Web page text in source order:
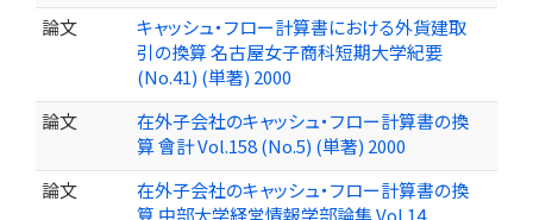
論文
キャッシュ・フロー計算書における外貨建取
引の換算 名古屋女子商科短期大学紀要
(No.41) (単著) 2000
論文
在外子会社のキャッシュ・フロー計算書の換
算 會計 Vol.158 (No.5) (単著) 2000
論文
在外子会社のキャッシュ・フロー計算書の換
算 中部大学経営情報学部論集 Vol.14